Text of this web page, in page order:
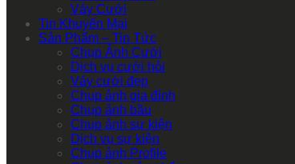
Váy Cưới
Tin Khuyến Mại
Sản Phẩm – Tin Tức
Chụp Ảnh Cưới
Dịch vụ cưới hỏi
Váy cưới đẹp
Chụp ảnh gia đình
Chụp ảnh bầu
Chụp ảnh sự kiện
Dịch vụ sự kiện
Chụp ảnh Profile